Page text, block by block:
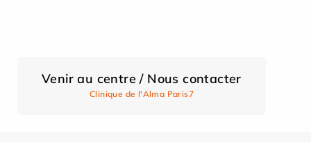
Venir au centre / Nous contacter
Clinique de l'Alma Paris7